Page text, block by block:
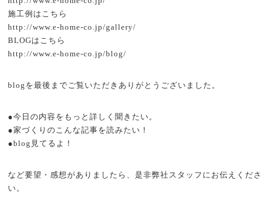
施工例はこちら
http://www.e-home-co.jp/gallery/
BLOGはこちら
http://www.e-home-co.jp/blog/
blogを最後までご覧いただきありがとうございました。
●今日の内容をもっと詳しく聞きたい。
●家づくりのこんな記事を読みたい！
●blog見てるよ！
など要望・感想がありましたら、是非弊社スタッフにお伝えくださ
い。